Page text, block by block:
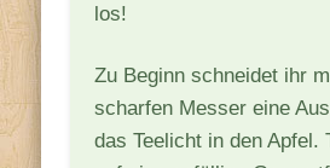
los!
Zu Beginn schneidet ihr
scharfen Messer eine
das Teelicht in den Apfel.